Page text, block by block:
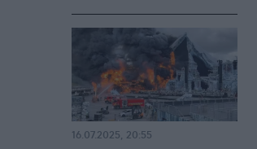
16.07.2025, 20:55